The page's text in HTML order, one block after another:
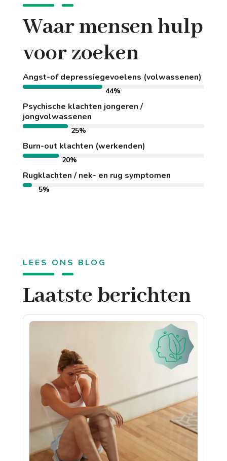
Waar mensen hulp
voor zoeken
Angst-of depressiegevoelens (volwassenen)
44%
44%
Psychische klachten jongeren /
jongvolwassenen
25%
25%
Burn-out klachten (werkenden)
20%
20%
Rugklachten / nek- en rug symptomen
5%
5%
LEES ONS BLOG
Laatste berichten